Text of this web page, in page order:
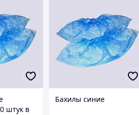
штук в
Бахилы синие